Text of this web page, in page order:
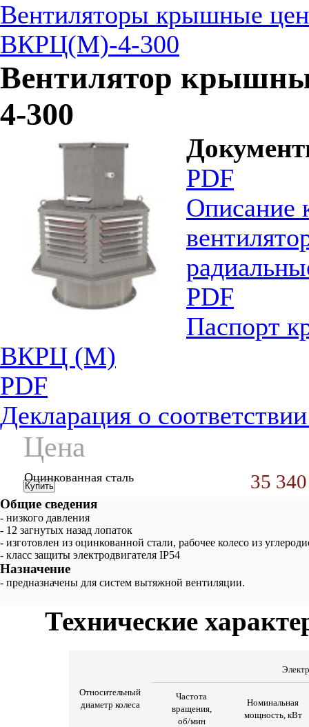
Вентиляторы крышные
ВКРЦ(М)-4-300
Вентилятор
4-300
PDF
Описание
PDF
Паспорт
ВКРЦ (М)
PDF
Декларация о
Цена
Оцинкованная сталь 35 340
Купить
Общие сведения
- низкого давления
- 12 загнутых назад лопаток
- изготовлен из оцинкованной стали, рабочее колесо из
- класс защиты электродвигателя IP54
Назначение
- предназначены для систем вытяжной вентиляции.
Технические
Относительный
диаметр колеса
Частота
вращения,
об/мин
Номинальная
мощность, кВт